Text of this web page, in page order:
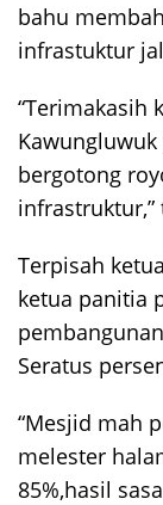
bahu
infrastuktur
“Terimakasih
bergotong
infrastruktur,”
Terpisah
ketua panitia
Seratus
“Mesjid mah
melester
85%,hasil